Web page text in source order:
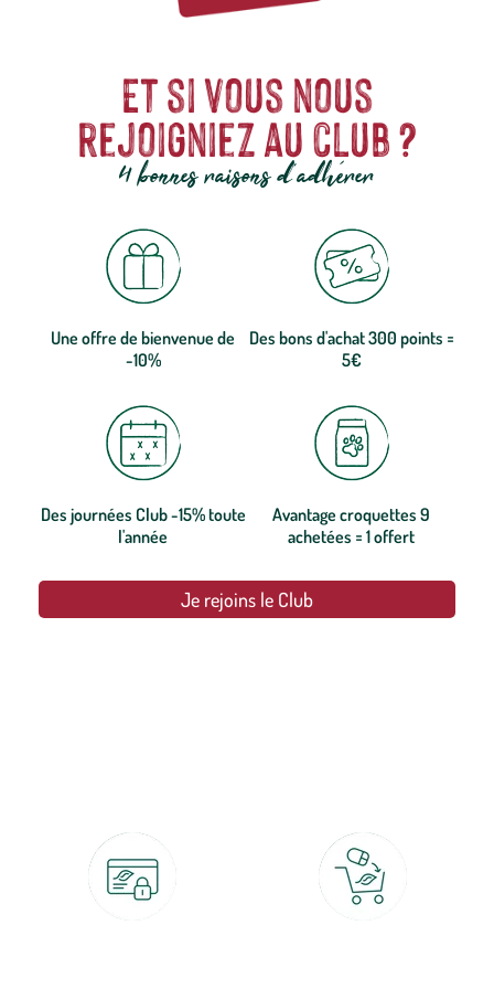
Et si vous nous
rejoigniez au club ?
4 bonnes raisons d'adhérer
Une offre de bienvenue de
-10%
Des bons d'achat 300 points =
5€
Des journées Club -15% toute
l'année
Avantage croquettes 9
achetées = 1 offert
Je rejoins le Club